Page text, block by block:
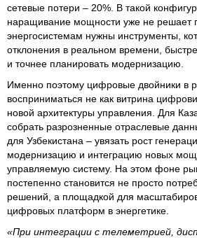
сетевые потери – 20%. В такой
наращивание мощности уже не решает
энергосистемам нужны инструменты,
отклонения в реальном времени,
и точнее планировать модернизацию.
Именно поэтому цифровые двойники в
восприниматься не как витрина
новой архитектуры управления. Для
собрать разрозненные отраслевые
для Узбекистана – увязать рост
модернизацию и интеграцию новых
управляемую систему. На этом фоне
постепенно становится не просто
решений, а площадкой для
цифровых платформ в энергетике.
«При интеграции с телеметрией,